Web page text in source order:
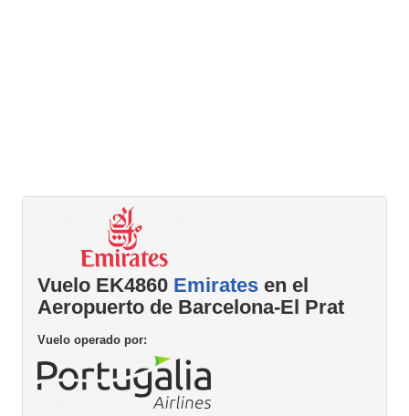
Vuelo EK4860 Emirates en el
Aeropuerto de Barcelona-El Prat
Vuelo operado por: